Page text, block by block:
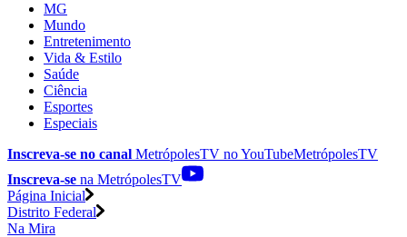
MG
Mundo
Entretenimento
Vida & Estilo
Saúde
Ciência
Esportes
Especiais
Inscreva-se no canal MetrópolesTV noYouTubeMetrópolesTV
Inscreva-se na MetrópolesTV
Página Inicial
Distrito Federal
Na Mira